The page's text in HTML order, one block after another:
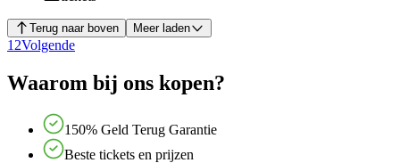
Terug naar boven Meer laden
1 2Volgende
Waarom bij ons kopen?
150% Geld Terug Garantie
Beste tickets en prijzen